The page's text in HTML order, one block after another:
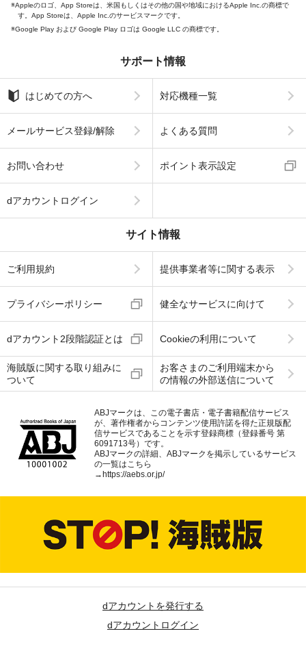
Appleのロゴ、App Storeは、米国もしくはその他の国や地域におけるApple Inc.の商標で
す。App Storeは、Apple Inc.のサービスマークです。
Google Play および Google Play ロゴは Google LLC の商標です。
サポート情報
はじめての方へ 対応機種一覧
メールサービス登録/解除 よくある質問
お問い合わせ ポイント表示設定
dアカウントログイン
サイト情報
ご利用規約 提供事業者等に関する表示
プライバシーポリシー 健全なサービスに向けて
dアカウント2段階認証とは Cookieの利用について
海賊版に関する取り組みに
ついて
お客さまのご利用端末から
の情報の外部送信について
ABJマークは、この電子書店・電子書籍配信サービス
が、著作権者からコンテンツ使用許諾を得た正規版配
信サービスであることを示す登録商標（登録番号 第
6091713号）です。
ABJマークの詳細、ABJマークを掲示しているサービス
の一覧はこちら
→https://aebs.or.jp/
dアカウントを発行する
dアカウントログイン